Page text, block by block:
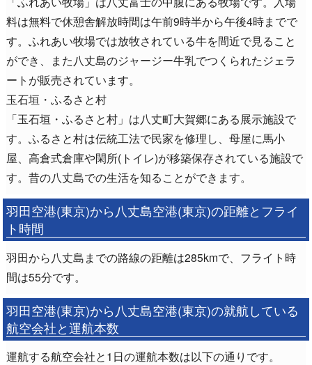
料は無料で休憩舎解放時間は午前9時半から午後4時までで
す。ふれあい牧場では放牧されている牛を間近で見ること
ができ、また八丈島のジャージー牛乳でつくられたジェラ
ートが販売されています。
玉石垣・ふるさと村
「玉石垣・ふるさと村」は八丈町大賀郷にある展示施設で
す。ふるさと村は伝統工法で民家を修理し、母屋に馬小
屋、高倉式倉庫や閑所(トイレ)が移築保存されている施設で
す。昔の八丈島での生活を知ることができます。
羽田空港(東京)から八丈島空港(東京)の距離とフライ
ト時間
羽田から八丈島までの路線の距離は285kmで、フライト時
間は55分です。
羽田空港(東京)から八丈島空港(東京)の就航している
航空会社と運航本数
運航する航空会社と1日の運航本数は以下の通りです。